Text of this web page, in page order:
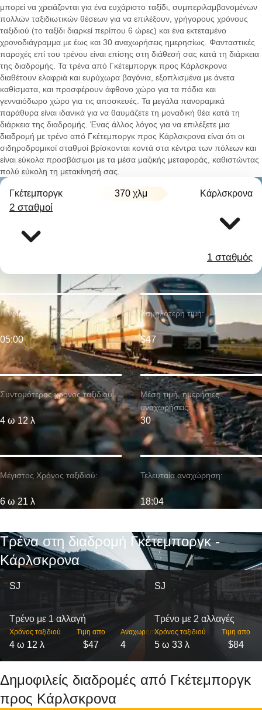
μπορεί να χρειάζονται για ένα ευχάριστο ταξίδι, συμπεριλαμβανομένων
πολλών ταξιδιωτικών θέσεων για να επιλέξουν, γρήγορους χρόνους
ταξιδιού (το ταξίδι διαρκεί περίπου 6 ώρες) και ένα εκτεταμένο
χρονοδιάγραμμα με έως και 30 αναχωρήσεις ημερησίως. Φανταστικές
παροχές επί του τρένου είναι επίσης στη διάθεσή σας κατά τη διάρκεια
της διαδρομής. Τα τρένα από Γκέτεμποργκ προς Κάρλσκρονα
διαθέτουν ελαφριά και ευρύχωρα βαγόνια, εξοπλισμένα με άνετα
καθίσματα, και προσφέρουν άφθονο χώρο για τα πόδια και
γενναιόδωρο χώρο για τις αποσκευές. Τα μεγάλα πανοραμικά
παράθυρα είναι ιδανικά για να θαυμάζετε τη μοναδική θέα κατά τη
διάρκεια της διαδρομής. Ένας άλλος λόγος για να επιλέξετε μια
διαδρομή με τρένο από Γκέτεμποργκ προς Κάρλσκρονα είναι ότι οι
σιδηροδρομικοί σταθμοί βρίσκονται κοντά στα κέντρα των πόλεων και
είναι εύκολα προσβάσιμοι με τα μέσα μαζικής μεταφοράς, καθιστώντας
πολύ εύκολη τη μετακίνησή σας.
Γκέτεμποργκ 370 χλμ Κάρλσκρονα
2 σταθμοί
1 σταθμός
Συντομότερος χρόνος ταξιδιού:
4 ω 12 λ
Η νωρίτερη αναχώρηση:
05:00
Μέγιστος Χρόνος ταξιδιού:
6 ω 21 λ
Χαμηλότερη τιμή:
$47
Μέση τιμή. ημερήσιες
αναχωρήσεις:
30
Τελευταία αναχώρηση:
18:04
Τρένα στη διαδρομή Γκέτεμποργκ -
Κάρλσκρονα
SJ
Τρένο με 1 αλλαγή
Χρόνος ταξιδιού
4 ω 12 λ
Τιμη απο
$47
Αναχωρήσεις
4
SJ
Τρένο με 2 αλλαγές
Χρόνος ταξιδιού
5 ω 33 λ
Τιμη απο
$84
Δημοφιλείς διαδρομές από Γκέτεμποργκ
προς Κάρλσκρονα